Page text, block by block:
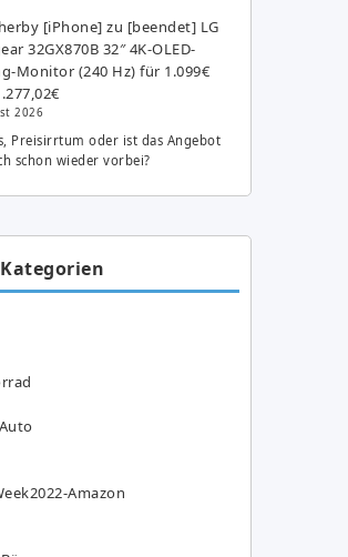
[iPhone] zu [beendet] LG
32GX870B 32″ 4K-OLED-
Monitor (240 Hz) für 1.099€
2026
Preisirrtum oder ist das Angebot
schon wieder vorbei?
Kategorien
Amazon